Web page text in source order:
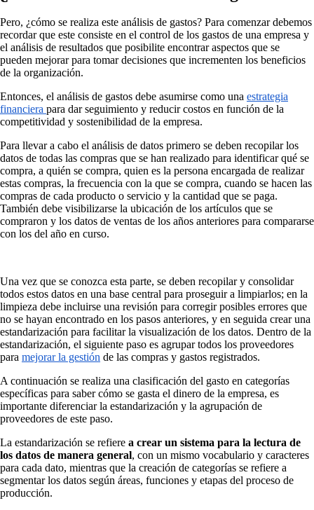
Pero, ¿cómo se realiza este análisis de gastos? Para comenzar debemos
recordar que este consiste en el control de los gastos de una empresa y
el análisis de resultados que posibilite encontrar aspectos que se
pueden mejorar para tomar decisiones que incrementen los beneficios
de la organización.
Entonces, el análisis de gastos debe asumirse como una estrategia
financiera para dar seguimiento y reducir costos en función de la
competitividad y sostenibilidad de la empresa.
Para llevar a cabo el análisis de datos primero se deben recopilar los
datos de todas las compras que se han realizado para identificar qué se
compra, a quién se compra, quien es la persona encargada de realizar
estas compras, la frecuencia con la que se compra, cuando se hacen las
compras de cada producto o servicio y la cantidad que se paga.
También debe visibilizarse la ubicación de los artículos que se
compraron y los datos de ventas de los años anteriores para compararse
con los del año en curso.
Una vez que se conozca esta parte, se deben recopilar y consolidar
todos estos datos en una base central para proseguir a limpiarlos; en la
limpieza debe incluirse una revisión para corregir posibles errores que
no se hayan encontrado en los pasos anteriores, y en seguida crear una
estandarización para facilitar la visualización de los datos. Dentro de la
estandarización, el siguiente paso es agrupar todos los proveedores
para mejorar la gestión de las compras y gastos registrados.
A continuación se realiza una clasificación del gasto en categorías
específicas para saber cómo se gasta el dinero de la empresa, es
importante diferenciar la estandarización y la agrupación de
proveedores de este paso.
La estandarización se refiere a crear un sistema para la lectura de
los datos de manera general, con un mismo vocabulario y caracteres
para cada dato, mientras que la creación de categorías se refiere a
segmentar los datos según áreas, funciones y etapas del proceso de
producción.